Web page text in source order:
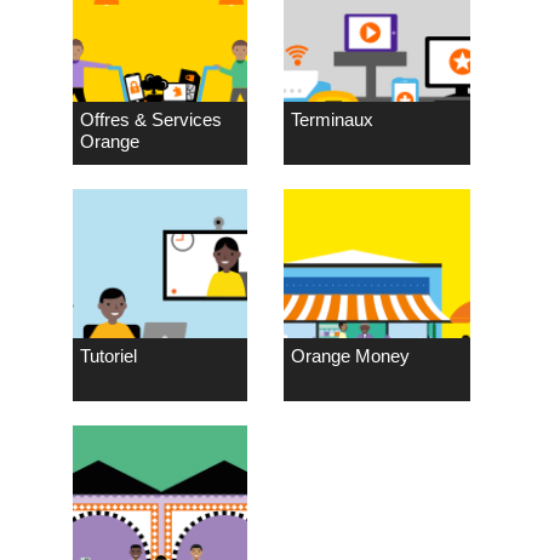
Offres & Services
Orange
Terminaux
Tutoriel Orange Money